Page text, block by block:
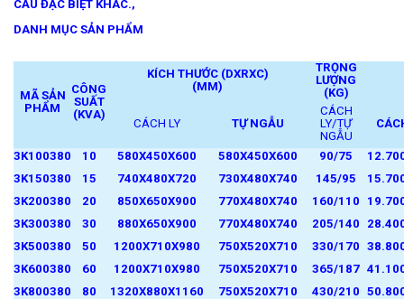
CẦU ĐẶC BIỆT KHÁC.,
DANH MỤC SẢN PHẨM
MÃ SẢN
PHẨM
CÔNG
SUẤT
(KVA)
KÍCH THƯỚC (DXRXC)
(MM)
TRỌNG
LƯỢNG
(KG)
CÁCH LY TỰ NGẪU
CÁCH
LY/TỰ
NGẪU
3K100380 10 580X450X600 580X450X600 90/75
3K150380
15 740X480X720 730X480X740 145/95
3K200380
20 850X650X900 770X480X740 160/110
3K300380
30 880X650X900 770X480X740 205/140
3K500380
50 1200X710X980 750X520X710 330/170
3K600380
60 1200X710X980 750X520X710 365/187
3K800380
80 1320X880X1160 750X520X710 430/210